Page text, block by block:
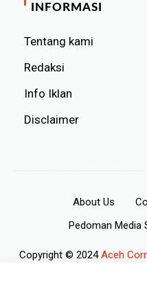
INFORMASI
Tentang kami
Redaksi
Info Iklan
Disclaimer
About Us
Pedoman Media
Copyright © 2024Aceh